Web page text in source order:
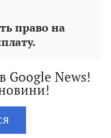
право на
Google News!